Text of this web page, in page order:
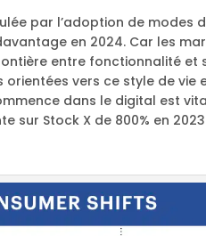
par l’adoption de modes
en 2024. Car les
entre fonctionnalité et
vers ce style de vie
dans le digital est
sur Stock X de 800% en